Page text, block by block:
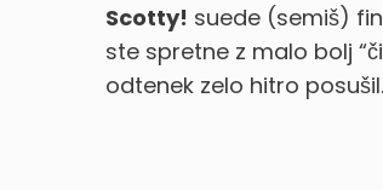
Scotty! suede (semiš)
ste spretne z malo bolj
odtenek zelo hitro